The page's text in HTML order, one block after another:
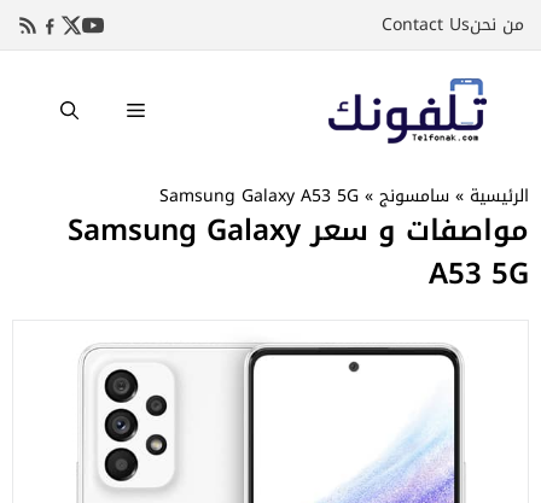
إلىمن نحنContact Us
القائمة
الرئيسية »سامسونج»
Samsung Galaxy A53 5G
مواصفات و سعر Samsung Galaxy
A53 5G